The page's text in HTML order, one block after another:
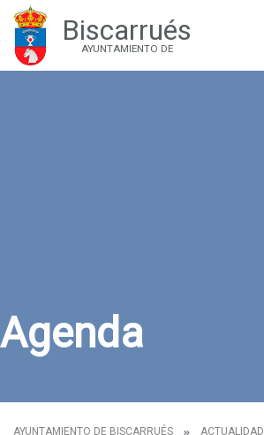
Biscarrués
AYUNTAMIENTO DE
Agenda
AYUNTAMIENTO DE BISCARRUÉS ACTUALIDAD